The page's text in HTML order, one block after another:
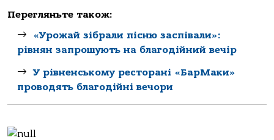
Перегляньте також:
«Урожай зібрали пісню заспівали»:
рівнян запрошують на благодійний вечір
У рівненському ресторані «БарМаки»
проводять благодійні вечори